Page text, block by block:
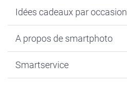
Calendrier photo & Agenda photo
Tirage photo & agrandissement
Faire-part & Cartes
Idées cadeaux par occasion
Anniversaire
Naissance & baptême
A propos de smartphoto
Plan du site
Smartservice